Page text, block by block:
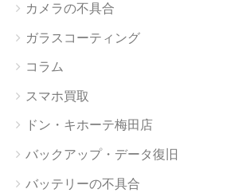
カメラの不具合
ガラスコーティング
コラム
スマホ買取
ドン・キホーテ梅田店
バックアップ・データ復旧
バッテリーの不具合